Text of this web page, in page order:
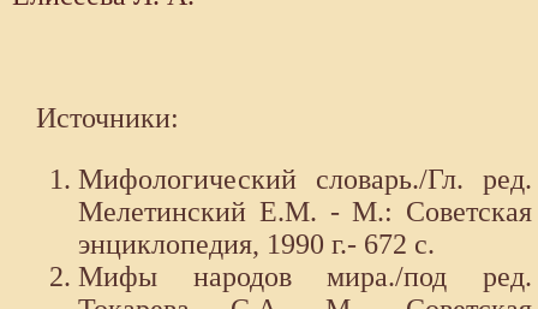
Источники:
Мифологический словарь./Гл. ред.
Мелетинский Е.М. - М.: Советская
энциклопедия, 1990 г.- 672 с.
Мифы народов мира./под ред.